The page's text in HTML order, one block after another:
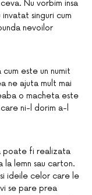
Nu vorbim insa
singuri cum
nevoilor
este un numit
ne ajuta mult mai
o macheta este
ni-l dorim a-l
poate fi realizata
la lemn sau carton.
ideile celor care le
se pare prea